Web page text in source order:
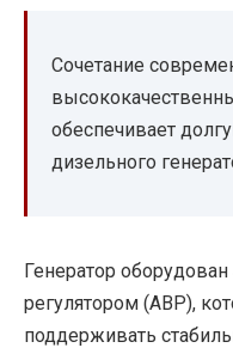
Сочетание
обеспечивает
дизельного
Генератор
регулятором (АВР),
поддерживать